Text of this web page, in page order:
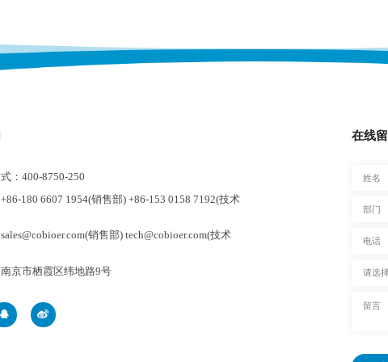
：400-8750-250
180 6607 1954(销售部) +86-153 0158 7192(技术
销售部) tech@cobioer.com(技术
京市栖霞区纬地路9号
在线